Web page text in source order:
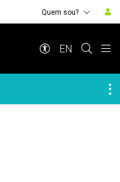
Quem sou?
EN